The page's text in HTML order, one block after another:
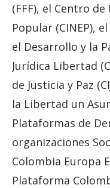
(FFF), el Centro
Popular (CINEP),
el Desarrollo y la
Jurídica Libertad
de Justicia y Paz
la Libertad un
Plataformas de
organizaciones
Colombia Europa
Plataforma